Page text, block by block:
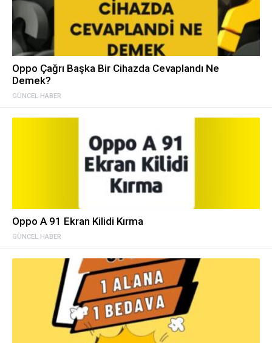
GÜNCEL HABER
Oppo Çağrı Başka Bir Cihazda Cevaplandı Ne
Demek?
GÜNCEL HABER
Oppo A 91 Ekran Kilidi Kırma